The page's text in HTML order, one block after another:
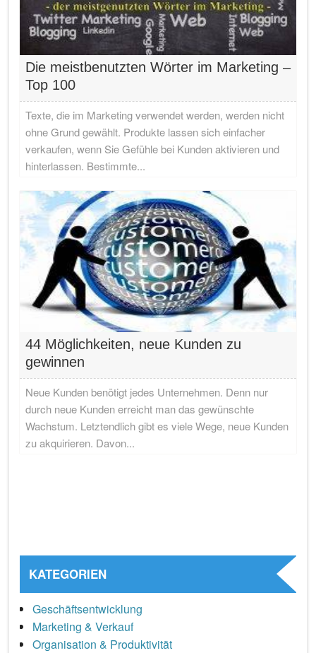
Die meistbenutzten Wörter im Marketing –
Top 100
Texte, die im Marketing verwendet werden, werden nicht
ohne Grund gewählt. Produkte lassen sich einfacher
verkaufen, wenn Sie Gefühle bei Kunden aktivieren und
hinterlassen. Bestimmte...
44 Möglichkeiten, neue Kunden zu
gewinnen
Neue Kunden benötigt jedes Unternehmen. Denn nur
durch neue Kunden erreicht man das gewünschte
Wachstum. Letztendlich gibt es viele Wege, neue Kunden
zu akquirieren. Davon...
KATEGORIEN
Geschäftsentwicklung
Marketing & Verkauf
Organisation & Produktivität